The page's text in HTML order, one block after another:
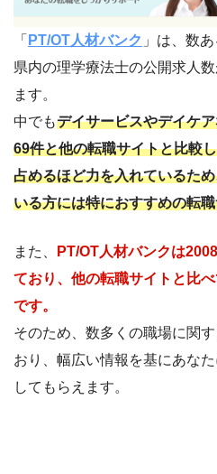
「 PT/OT人材バンク 」は、数
県内の理学療法士の公開求人
ます。
中でもデイサービスやデイケ
69件と他の転職サイトと比較
占めるほど力を入れているた
いる方には特におすすめの転
また、
PT/OT人材バンクは
ており、他の転職サイトと比
です。
そのため、数多くの職場に関
おり、幅広い情報を基にあな
してもらえます。